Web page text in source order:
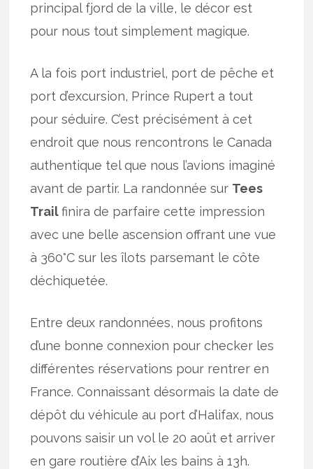
principal fjord de la ville, le décor est
pour nous tout simplement magique.
A la fois port industriel, port de pêche et
port d’excursion, Prince Rupert a tout
pour séduire. C’est précisément à cet
endroit que nous rencontrons le Canada
authentique tel que nous l’avions imaginé
avant de partir. La randonnée sur Tees
Trailfinira de parfaire cette impression
avec une belle ascension offrant une vue
à 360°C sur les îlots parsemant le côte
déchiquetée.
Entre deux randonnées, nous profitons
d’une bonne connexion pour checker les
différentes réservations pour rentrer en
France. Connaissant désormais la date de
dépôt du véhicule au port d’Halifax, nous
pouvons saisir un vol le 20 août et arriver
en gare routière d’Aix les bains à 13h.